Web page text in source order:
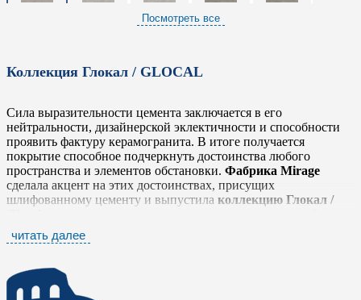
Посмотреть все
Коллекция Глокал / GLOCAL
Сила выразительности цемента заключается в его
нейтральности, дизайнерской эклектичности и способности
проявить фактуру керамогранита. В итоге получается
покрытие способное подчеркнуть достоинства любого
пространства и элементов обстановки. Фабрика Mirage
сделала акцент на этих достоинствах, присущих
шлифованному цементу и выпустила коллекцию Глокал /
наиболее оригинальном облике, не забывая о тщательной
Коллекция Глокал / Glocal
читать далее